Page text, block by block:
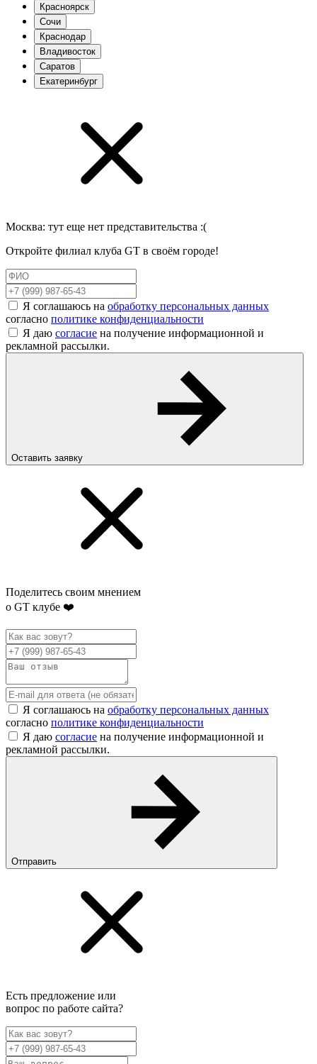
Красноярск
Сочи
Краснодар
Владивосток
Саратов
Екатеринбург
Москва: тут еще нет представительства :(
Откройте филиал клуба GT в своём городе!
Я соглашаюсь на обработку персональных данных
согласно политике конфиденциальности
Я даю согласие на получение информационной и
рекламной рассылки.
Оставить заявку
Поделитесь своим мнением
о GT клубе ❤️
Я соглашаюсь на обработку персональных данных
согласно политике конфиденциальности
Я даю согласие на получение информационной и
рекламной рассылки.
Отправить
Есть предложение или
вопрос по работе сайта?